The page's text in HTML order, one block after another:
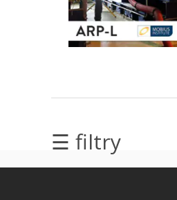
☰ filtry
Olej/Tribologia
Ultradźwięki